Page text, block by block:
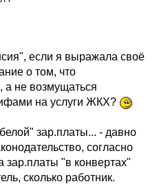
если я выражала своё
о том, что
а не возмущаться
на услуги ЖКХ?
зар.платы... - давно
согласно
зар.платы "в конвертах"
сколько работник.